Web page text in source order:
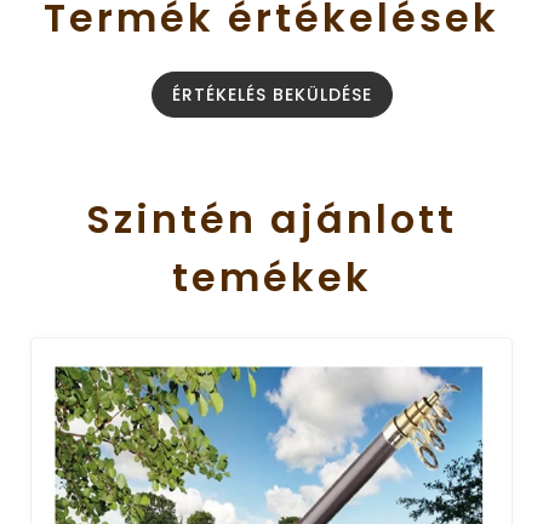
Termék értékelések
ÉRTÉKELÉS BEKÜLDÉSE
Szintén ajánlott
temékek